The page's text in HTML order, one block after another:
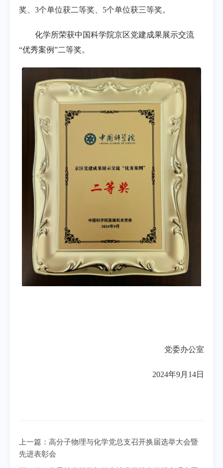
奖、3个单位获二等奖、5个单位获三等奖。
化学所荣获中国科学院京区党建成果展示交流
“优秀案例”二等奖。
党委办公室
2024年9月14日
上一篇： 高分子物理与化学党总支召开换届选举大会暨
先进表彰会